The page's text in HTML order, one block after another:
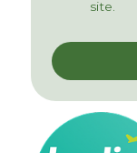
site.